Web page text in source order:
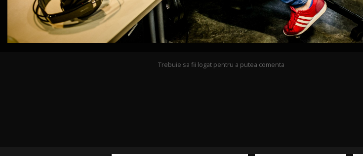
Trebuie sa fii logat pentru a putea comenta